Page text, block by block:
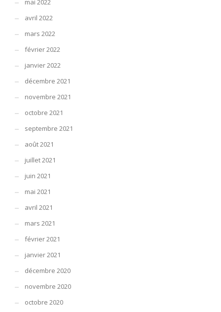
mai 2022
avril 2022
mars 2022
février 2022
janvier 2022
décembre 2021
novembre 2021
octobre 2021
septembre 2021
août 2021
juillet 2021
juin 2021
mai 2021
avril 2021
mars 2021
février 2021
janvier 2021
décembre 2020
novembre 2020
octobre 2020